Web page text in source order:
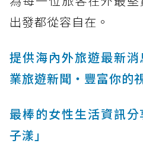
出發都從容自在。
提供海內外旅遊最新
業旅遊新聞‧豐富你的
最棒的女性生活資訊
子漾」